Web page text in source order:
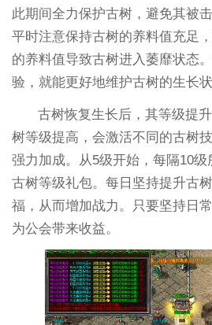
此期间全力保护古树，避免其被
平时注意保持古树的养料值充足
的养料值导致古树进入萎靡状态
验，就能更好地维护古树的生长状
古树恢复生长后，其等级提
树等级提高，会激活不同的古树
强力加成。从5级开始，每隔10
古树等级礼包。每日坚持提升古
福，从而增加战力。只要坚持日
为公会带来收益。